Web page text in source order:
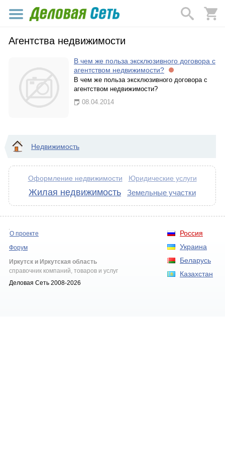
Агентства недвижимости
В чем же польза эксклюзивного договора с
агентством недвижимости?
В чем же польза эксклюзивного договора с
агентством недвижимости?
08.04.2014
Недвижимость
Оформление недвижимости Юридические услуги
Жилая недвижимость Земельные участки
Россия
Украина
Беларусь
Казахстан
О проекте
Форум
Иркутск и Иркутская область
справочник компаний, товаров и услуг
Деловая Сеть 2008-2026